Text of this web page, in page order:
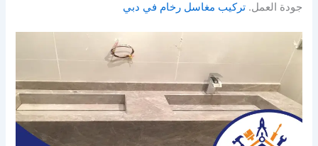
جودة العمل. تركيب مغاسل رخام في دبي